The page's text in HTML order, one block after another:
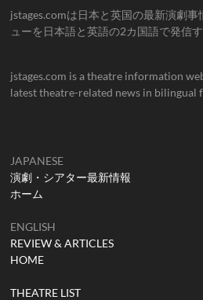
jstages.comは日本と英国の最新演劇
ューを日本語と英語の2カ国語で発信
jstages.com is a theatre information
latest theatre-related news in bilingual
JAPANESE
演劇・シアター最新情報
ホーム
ENGLISH
REVIEW & ARTICLES
HOME
THEATRE LIST